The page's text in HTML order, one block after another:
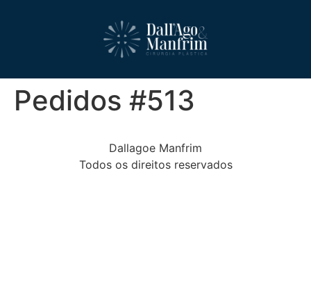
Pedidos #513
Dallagoe Manfrim
Todos os direitos reservados